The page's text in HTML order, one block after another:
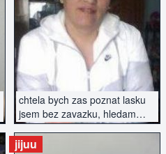
chtela bych zas poznat lasku
jsem bez zavazku, hledam
vazny vztah
ZOBRAZIT INZERÁT
jijuu